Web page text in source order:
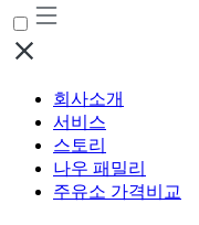
회사소개
서비스
스토리
나우 패밀리
주유소 가격비교